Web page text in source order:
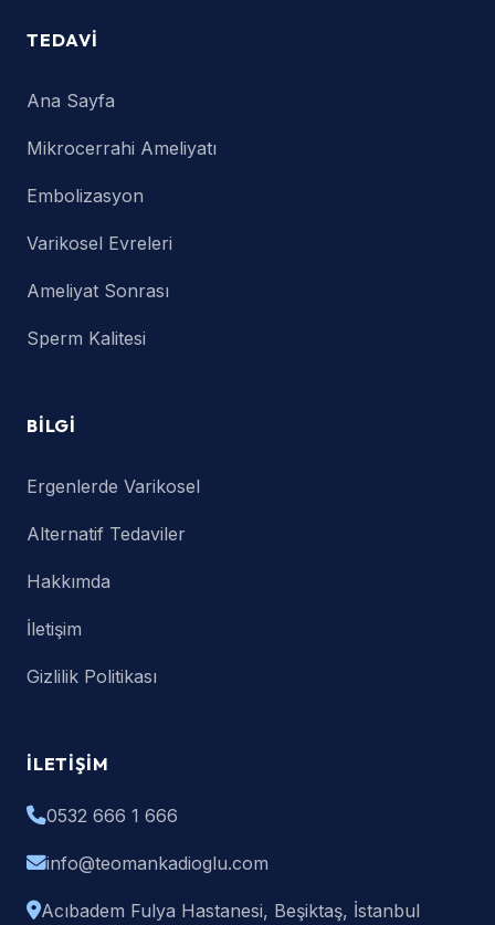
TEDAVI
Ana Sayfa
Mikrocerrahi Ameliyatı
Embolizasyon
Varikosel Evreleri
Ameliyat Sonrası
Sperm Kalitesi
BILGI
Ergenlerde Varikosel
Alternatif Tedaviler
Hakkımda
İletişim
Gizlilik Politikası
İLETIŞIM
0532 666 1 666
info@teomankadioglu.com
Acıbadem Fulya Hastanesi, Beşiktaş, İstanbul